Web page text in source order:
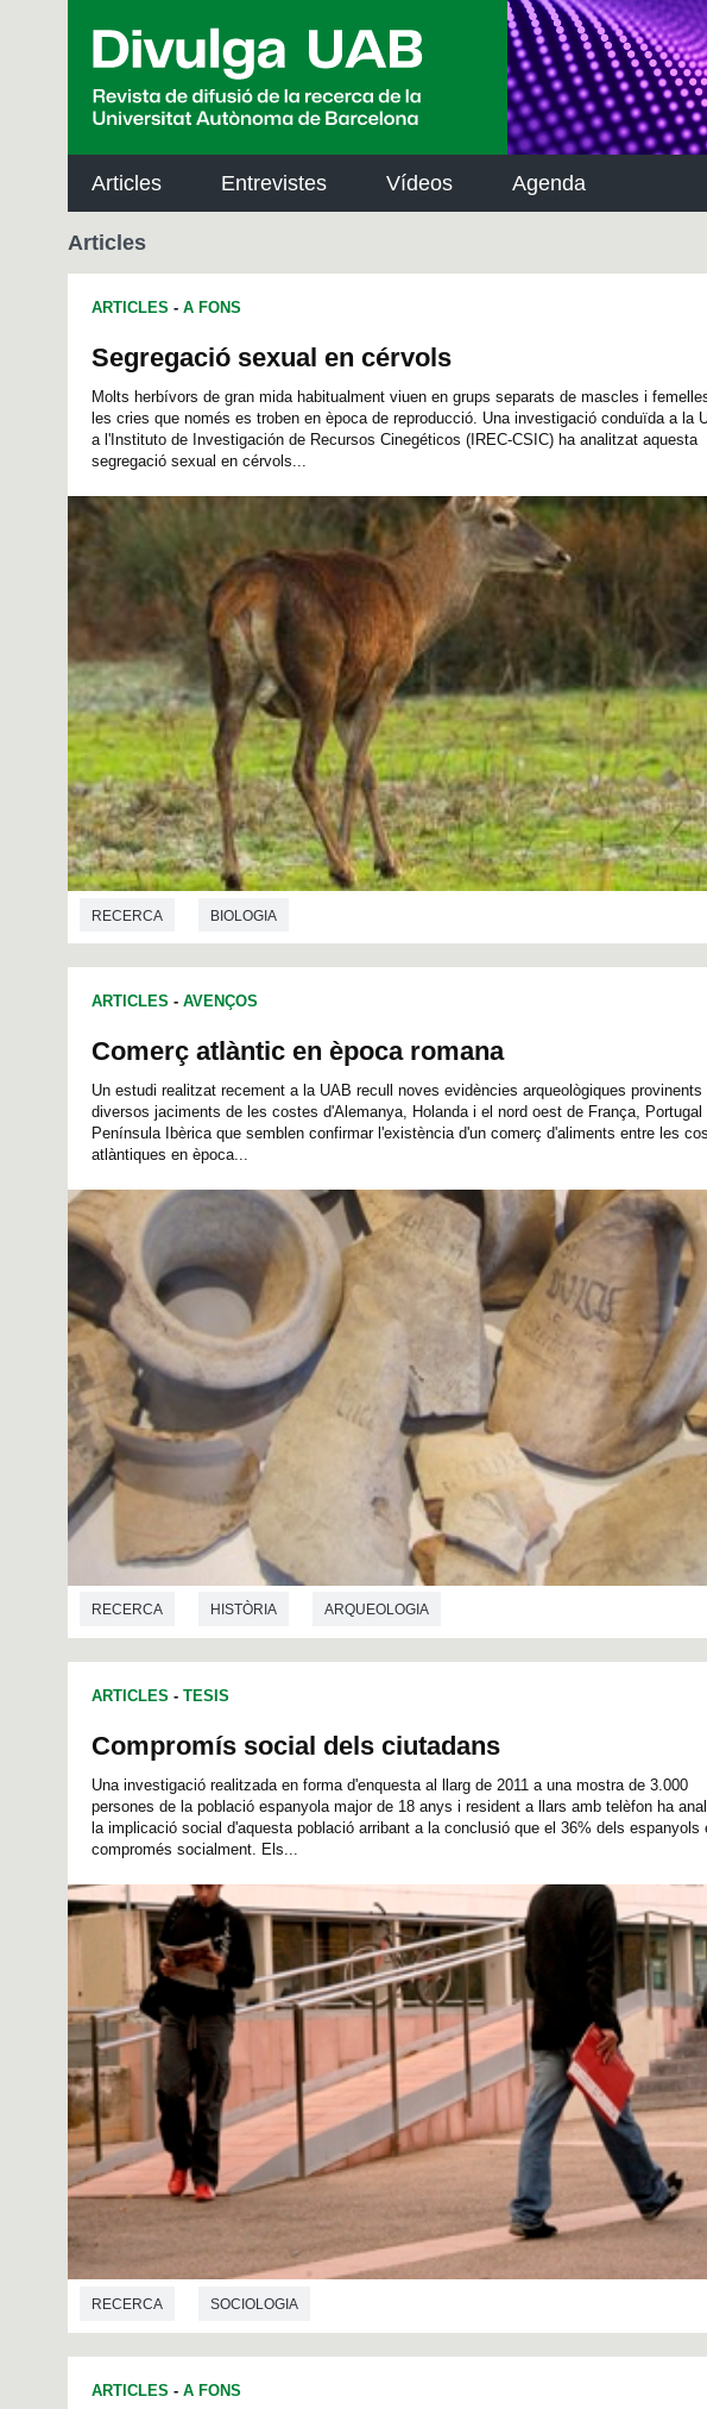
Articles Entrevistes Vídeos Agenda
Articles
ARTICLES - A FONS
Segregació sexual en cérvols
Molts herbívors de gran mida habitualment viuen en grups separats de mascles i
les cries que només es troben en època de reproducció. Una investigació conduïda a la
a l'Instituto de Investigación de Recursos Cinegéticos (IREC-CSIC) ha analitzat aquesta
segregació sexual en cérvols...
RECERCA BIOLOGIA
ARTICLES - AVENÇOS
Comerç atlàntic en època romana
Un estudi realitzat recement a la UAB recull noves evidències arqueològiques provinents
diversos jaciments de les costes d'Alemanya, Holanda i el nord oest de França, Portugal
Península Ibèrica que semblen confirmar l'existència d'un comerç d'aliments entre les
atlàntiques en època...
RECERCA HISTÒRIA ARQUEOLOGIA
ARTICLES - TESIS
Compromís social dels ciutadans
Una investigació realitzada en forma d'enquesta al llarg de 2011 a una mostra de 3.000
persones de la població espanyola major de 18 anys i resident a llars amb telèfon ha
la implicació social d'aquesta població arribant a la conclusió que el 36% dels espanyols
compromés socialment. Els...
RECERCA SOCIOLOGIA
ARTICLES - A FONS